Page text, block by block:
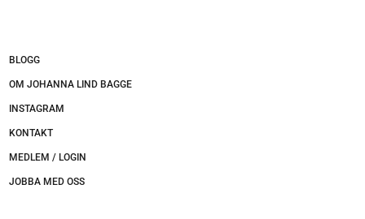
BLOGG
OM JOHANNA LIND BAGGE
INSTAGRAM
KONTAKT
MEDLEM / LOGIN
JOBBA MED OSS